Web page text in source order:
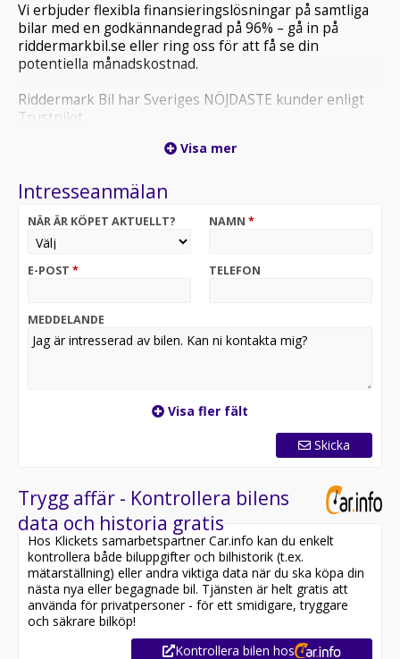
Vi erbjuder flexibla finansieringslösningar på samtliga
bilar med en godkännandegrad på 96% – gå in på
riddermarkbil.se eller ring oss för att få se din
potentiella månadskostnad.
Riddermark Bil har Sveriges NÖJDASTE kunder enligt
Trustpilot
hemleverans i hela Sverige!*
Volkswagen Passat Variant GTE erbjuder generösa
En rymlig kombi som passar perfekt för pendling,
familjeliv och längre resor med gott om plats för både
säkerställa att bilen finns i butiken, då den kan vara
placerad på en annan anläggning eller reserverad*
Jämför denna bil med någon av våra andra Volkswagen
Passat i lager. Se våra bilar på
https://www.riddermarkbil.se/kopa-bil/?series=passat
Övrig information om bilen:
Vid blandad körning är förbrukning endast 0.17 l/mil
Besiktigad till och med 2026-09-30
Möjlighet till 12-60 månaders garanti
Visa mer
Intresseanmälan
NÄR ÄR KÖPET AKTUELLT? NAMN *
E-POST * TELEFON
MEDDELANDE
Visa fler fält
Skicka
Trygg affär - Kontrollera bilens
data och historia gratis
Hos Klickets samarbetspartner Car.info kan du enkelt
kontrollera både biluppgifter och bilhistorik (t.ex.
mätarställning) eller andra viktiga data när du ska köpa din
nästa nya eller begagnade bil. Tjänsten är helt gratis att
använda för privatpersoner - för ett smidigare, tryggare
och säkrare bilköp!
Kontrollera bilen hos